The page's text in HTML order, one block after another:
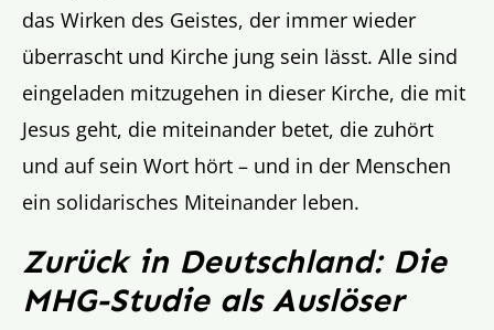
das Wirken des Geistes, der immer wieder
überrascht und Kirche jung sein lässt. Alle sind
eingeladen mitzugehen in dieser Kirche, die mit
Jesus geht, die miteinander betet, die zuhört
und auf sein Wort hört – und in der Menschen
ein solidarisches Miteinander leben.
Zurück in Deutschland: Die
MHG-Studie als Auslöser